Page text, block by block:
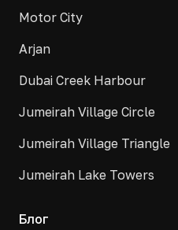
Motor City
Arjan
Dubai Creek Harbour
Jumeirah Village Circle
Jumeirah Village Triangle
Jumeirah Lake Towers
Блог